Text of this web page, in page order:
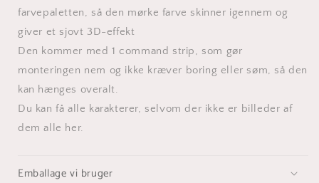
farvepaletten, så den mørke farve skinner igennem og
giver et sjovt 3D-effekt
Den kommer med 1 command strip, som gør
monteringen nem og ikke kræver boring eller søm, så den
kan hænges overalt.
Du kan få alle karakterer, selvom der ikke er billeder af
dem alle her.
Emballage vi bruger